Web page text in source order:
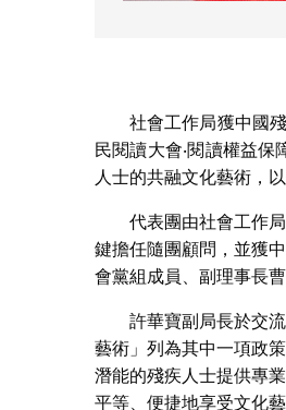
社會工作局獲中國
民閱讀大會‧閱讀權益
人士的共融文化藝術，
代表團由社會工作
鍵擔任隨團顧問，並獲
會黨組成員、副理事長
許華寶副局長於交
藝術」列為其中一項政
潛能的殘疾人士提供專
平等、便捷地享受文化